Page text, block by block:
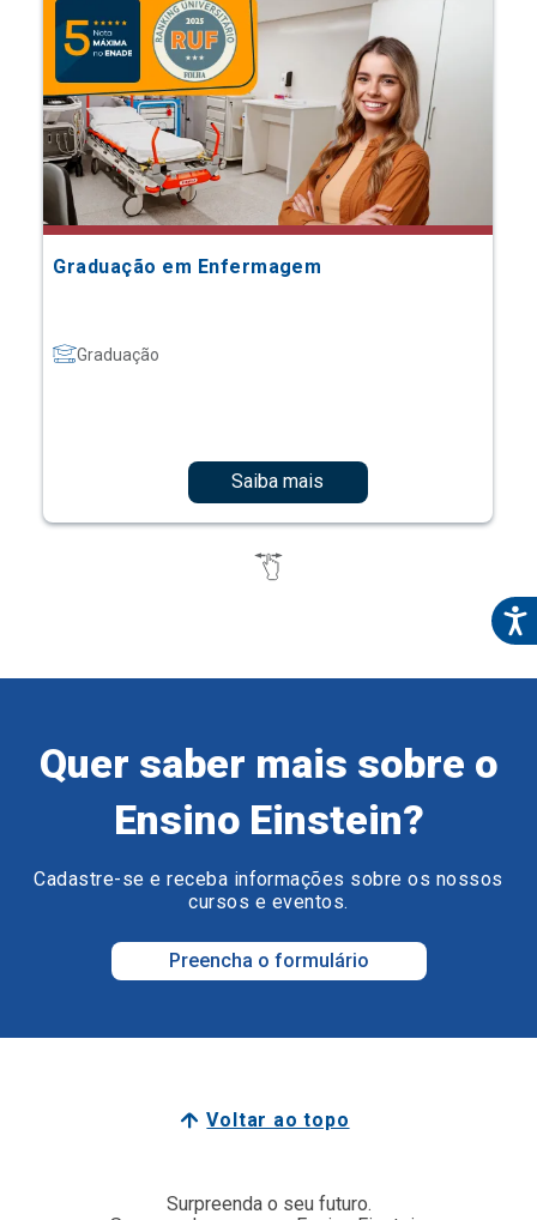
Graduação em Enfermagem
Graduação
Saiba mais
Quer saber mais sobre o
Ensino Einstein?
Cadastre-se e receba informações sobre os nossos
cursos e eventos.
Preencha o formulário
Voltar ao topo
Surpreenda o seu futuro.